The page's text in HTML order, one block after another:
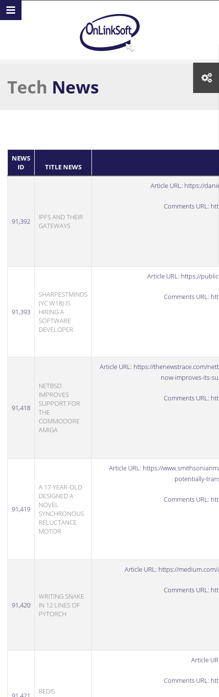
Skip to main content
Tech News
NEWS
ID
TITLE NEWS
91,392
IPFS AND THEIR
GATEWAYS
Article URL: https://
Comments URL:
91,393
SHARPESTMINDS
(YC W18) IS
HIRING A
SOFTWARE
DEVELOPER
Article URL: https://
Comments URL:
91,418
NETBSD
IMPROVES
SUPPORT FOR
THE
COMMODORE
AMIGA
Article URL: https://thenewstrace.com/
now-improves-its-
Comments URL:
91,419
A 17-YEAR-OLD
DESIGNED A
NOVEL
SYNCHRONOUS
RELUCTANCE
MOTOR
Article URL: https://
potentially-
Comments URL:
91,420
WRITING SNAKE
IN 12 LINES OF
PYTORCH
Article URL: https://
Comments URL:
REDIS
Article
Comments URL: